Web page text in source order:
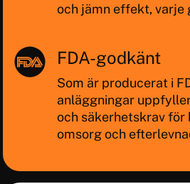
och jämn effekt, varje
FDA-godkänt
Som är producerat i
anläggningar
och säkerhetskrav för
omsorg och